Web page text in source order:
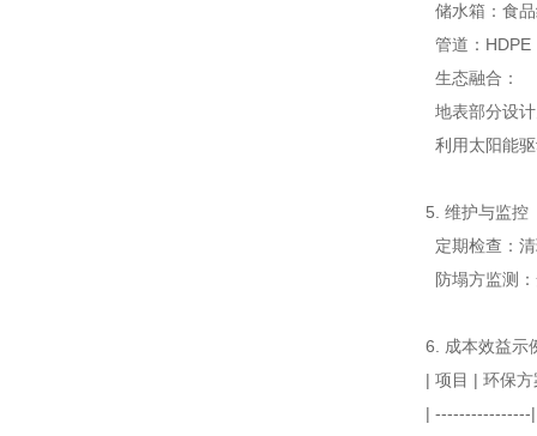
储水箱： 食品
管道： HDPE
生态融合 ：
地表部分设计
利用太阳能
5 维护与监控
定期检查 ：
防塌方监测 ：
6 成本效益示
| 项目 | 环保方
| ----------------|